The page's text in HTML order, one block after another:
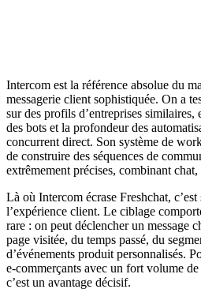
Intercom est la référence absolue du
messagerie client sophistiquée. On a
sur des profils d’entreprises
des bots et la profondeur des
concurrent direct. Son système de
de construire des séquences de
extrêmement précises, combinant
Là où Intercom écrase Freshchat,
l’expérience client. Le ciblage
rare : on peut déclencher un message
page visitée, du temps passé, du
d’événements produit personnalisés.
e-commerçants avec un fort volume
c’est un avantage décisif.